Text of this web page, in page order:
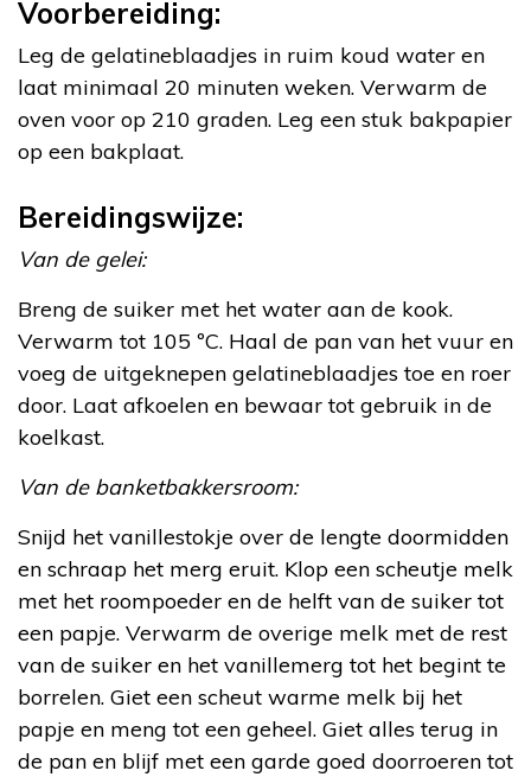
Voorbereiding:
Leg de gelatineblaadjes in ruim koud water en
laat minimaal 20 minuten weken. Verwarm de
oven voor op 210 graden. Leg een stuk bakpapier
op een bakplaat.
Bereidingswijze:
Van de gelei:
Breng de suiker met het water aan de kook.
Verwarm tot 105 ºC. Haal de pan van het vuur en
voeg de uitgeknepen gelatineblaadjes toe en roer
door. Laat afkoelen en bewaar tot gebruik in de
koelkast.
Van de banketbakkersroom:
Snijd het vanillestokje over de lengte doormidden
en schraap het merg eruit. Klop een scheutje melk
met het roompoeder en de helft van de suiker tot
een papje. Verwarm de overige melk met de rest
van de suiker en het vanillemerg tot het begint te
borrelen. Giet een scheut warme melk bij het
papje en meng tot een geheel. Giet alles terug in
de pan en blijf met een garde goed doorroeren tot